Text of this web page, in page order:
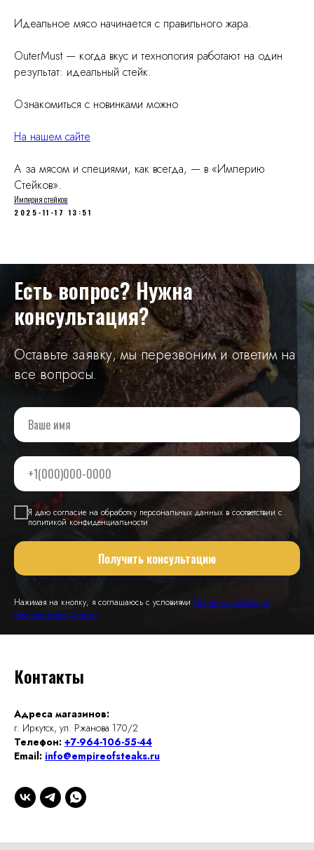
Идеальное мясо начинается с правильного жара.
OuterMust — когда вкус и технология работают на один
результат: идеальный стейк.
Ознакомиться с новинками можно
На нашем сайте
А за мясом и специями, как всегда, — в «Империю
Стейков».
Империя стейков
2025-11-17 13:51
Есть вопрос? Нужна
консультация?
Оставьте заявку, мы перезвоним и ответим на
все вопросы.
Я даю согласие на обработку персональных данных в соответствии с
политикой конфиденциальности
Получить консультацию
Нажимая на кнопку, я соглашаюсь с условиями Политики обработки
персональных данных
Контакты
Адреса магазинов:
г. Иркутск, ул. Ржанова 170/2
Телефон: +7-964-106-55-44
Email: info@empireofsteaks.ru